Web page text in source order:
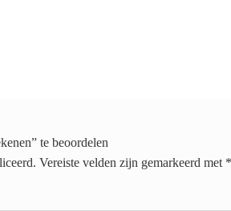
te beoordelen
Vereiste velden zijn gemarkeerd met